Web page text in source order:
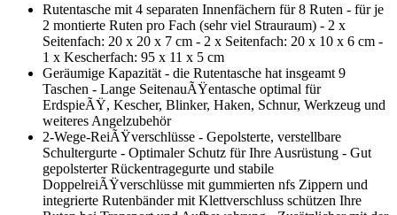
Rutentasche mit 4 separaten Innenfächern für 8 Ruten - für je
2 montierte Ruten pro Fach (sehr viel Strauraum) - 2 x
Seitenfach: 20 x 20 x 7 cm - 2 x Seitenfach: 20 x 10 x 6 cm -
1 x Kescherfach: 95 x 11 x 5 cm
Geräumige Kapazität - die Rutentasche hat insgeamt 9
Taschen - Lange SeitenauÃŸentasche optimal für
ErdspieÃŸ, Kescher, Blinker, Haken, Schnur, Werkzeug und
weiteres Angelzubehör
2-Wege-ReiÃŸverschlüsse - Gepolsterte, verstellbare
Schultergurte - Optimaler Schutz für Ihre Ausrüstung - Gut
gepolsterter Rückentragegurte und stabile
DoppelreiÃŸverschlüsse mit gummierten nfs Zippern und
integrierte Rutenbänder mit Klettverschluss schützen Ihre